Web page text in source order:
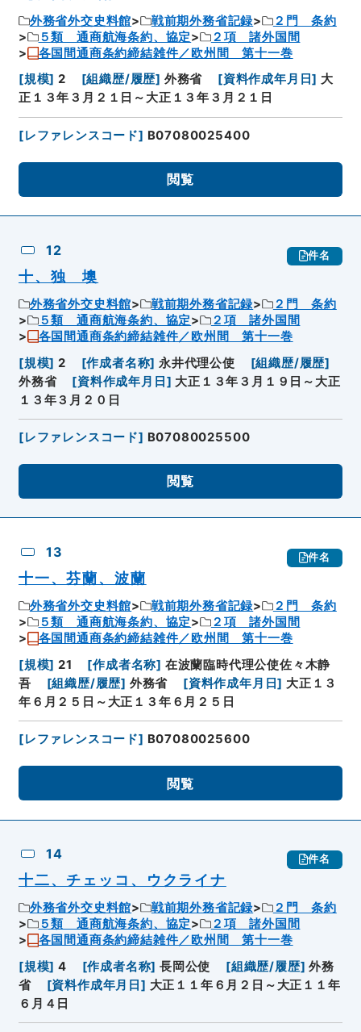
外務省外交史料館 戦前期外務省記録
２門 条約
５類 通商航海条約、協定
２項 諸外国間
各国間通商条約締結雑件／欧州間 第十一巻
[規模] 2 [組織歴/履歴] 外務省 [資料作成年月日] 大
正１３年３月２１日～大正１３年３月２１日
[レファレンスコード] B07080025400
閲覧
12 件名
十、独 墺
外務省外交史料館 戦前期外務省記録
２門 条約
５類 通商航海条約、協定
２項 諸外国間
各国間通商条約締結雑件／欧州間 第十一巻
[規模] 2 [作成者名称] 永井代理公使 [組織歴/履歴]
外務省
[資料作成年月日 ] 大正１３年３月１９日～大正
１３年３月２０日
[レファレンスコード] B07080025500
閲覧
13 件名
十一、芬蘭、波蘭
外務省外交史料館 戦前期外務省記録
２門 条約
５類 通商航海条約、協定
２項 諸外国間
各国間通商条約締結雑件／欧州間 第十一巻
[規模] 21 [作成者名称] 在波蘭臨時代理公使佐々木静
吾
[組織歴/履歴] 外務省 [資料作成年月日] 大正１３
年６月２５日～大正１３年６月２５日
[レファレンスコード] B07080025600
閲覧
14 件名
十二、チェッコ、ウクライナ
外務省外交史料館 戦前期外務省記録
２門 条約
５類 通商航海条約、協定
２項 諸外国間
各国間通商条約締結雑件／欧州間 第十一巻
[規模] 4 [作成者名称] 長岡公使 [組織歴/履歴] 外務
省
[資料作成年月日 ] 大正１１年６月２日～大正１１年
６月４日